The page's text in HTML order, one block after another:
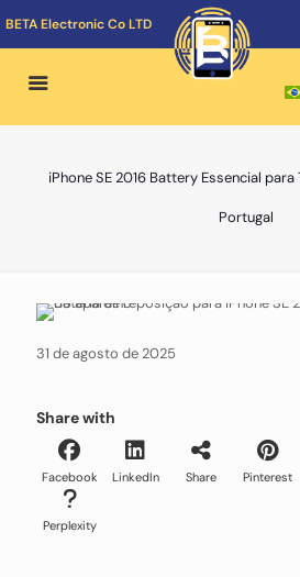
BETA Electronic Co LTD
iPhone SE 2016 Battery Essencial
Portugal
31 de agosto de 2025
Share with
Facebook LinkedIn Share Pinterest
Perplexity